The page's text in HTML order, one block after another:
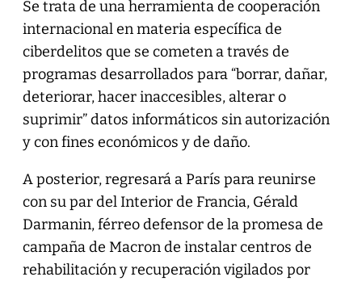
Se trata de una herramienta de cooperación
internacional en materia específica de
ciberdelitos que se cometen a través de
programas desarrollados para “borrar, dañar,
deteriorar, hacer inaccesibles, alterar o
suprimir” datos informáticos sin autorización
y con fines económicos y de daño.
A posterior, regresará a París para reunirse
con su par del Interior de Francia, Gérald
Darmanin, férreo defensor de la promesa de
campaña de Macron de instalar centros de
rehabilitación y recuperación vigilados por